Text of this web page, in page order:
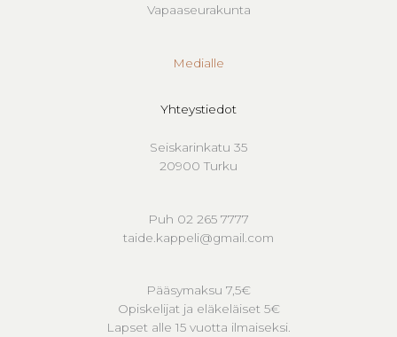
Vapaaseurakunta
Medialle
Yhteystiedot
Seiskarinkatu 35
20900 Turku
Puh 02 265 7777
taide.kappeli@gmail.com
Pääsymaksu 7,5€
Opiskelijat ja eläkeläiset 5€
Lapset alle 15 vuotta ilmaiseksi.